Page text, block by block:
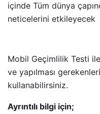
içinde Tüm dünya
neticelerini etkileyecek
Mobil Geçimlilik Testi
ve yapılması
kullanabilirsiniz.
Ayrıntılı bilgi için;